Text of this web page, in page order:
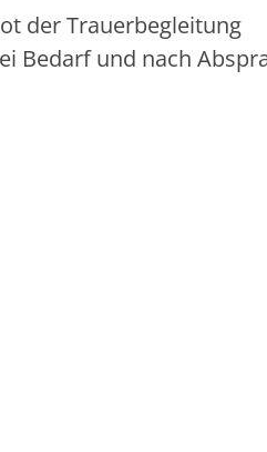
der Trauerbegleitung
Bedarf und nach